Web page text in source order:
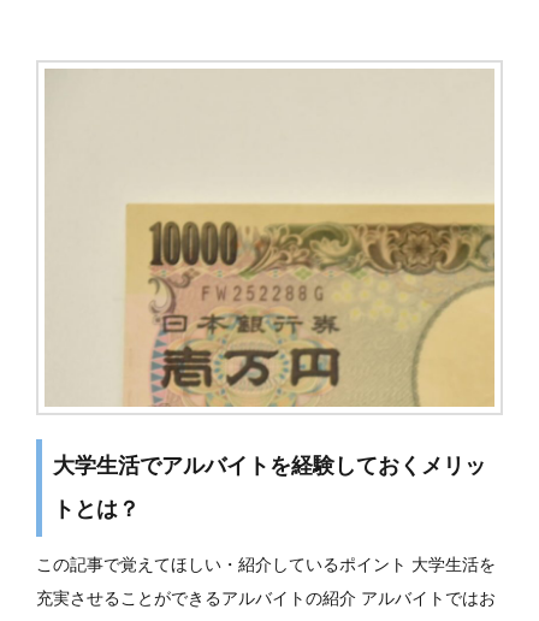
大学生活でアルバイトを経験しておくメリッ
トとは？
この記事で覚えてほしい・紹介しているポイント 大学生活を
充実させることができるアルバイトの紹介 アルバイトではお